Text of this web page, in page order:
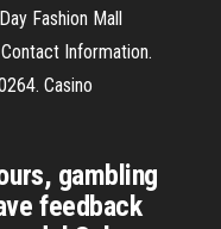
Fashion Mall
Information.
Casino
gambling
feedback